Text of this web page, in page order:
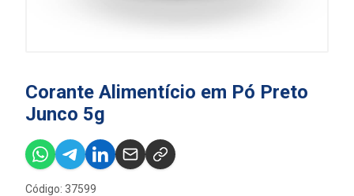
Corante Alimentício em Pó Preto
Junco 5g
Código: 37599